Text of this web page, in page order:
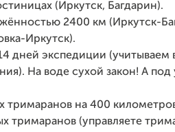
(Иркутск, Багдарин).
2400 км (Иркутск-
Иркутск).
дней экспедиции (учитываем
На воде сухой закон! А под
тримаранов на 400
тримаранов (управляете